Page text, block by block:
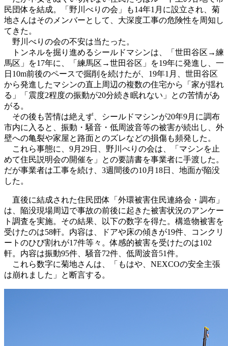
民団体を結成。「野川べりの会」も14年1月に設立され、菊
地さんはそのメンバーとして、大深度工事の危険性を周知し
てきた。
野川べりの会の不安は当たった。
トンネルを掘り進めるシールドマシンは、「世田谷区→練
馬区」を17年に、「練馬区→世田谷区」を19年に発進し、一
日10m前後のペースで掘削を続けたが、19年1月、世田谷区
から発進したマシンの直上周辺の複数の住宅から「家が揺れ
る」「震度2程度の振動が20分続き眠れない」との苦情があ
がる。
その後も苦情は絶えず、シールドマシンが20年9月に調布
市内に入ると、振動・騒音・低周波音等の被害が続出し、外
壁への亀裂や家屋と路面とのズレなどの損傷も頻発した。
これら事態に、9月29日、野川べりの会は、「マシンを止
めて住民説明会の開催を」との要請書を事業者に手渡した。
だが事業者は工事を続け、3週間後の10月18日、地面が陥没
した。
直後に結成された住民団体「外環被害住民連絡会・調布」
は、陥没現場周辺で事故の前後に起きた被害状況のアンケー
ト調査を実施。その結果、以下の数字を得た。構造物被害を
受けたのは58軒。内容は、ドアや床の傾きが19件、コンクリ
ートのひび割れが17件等々。体感的被害を受けたのは102
軒。内容は振動95件、騒音72件、低周波音51件。
これら数字に菊地さんは、「もはや、NEXCOの安全主張
は崩れました」と断言する。